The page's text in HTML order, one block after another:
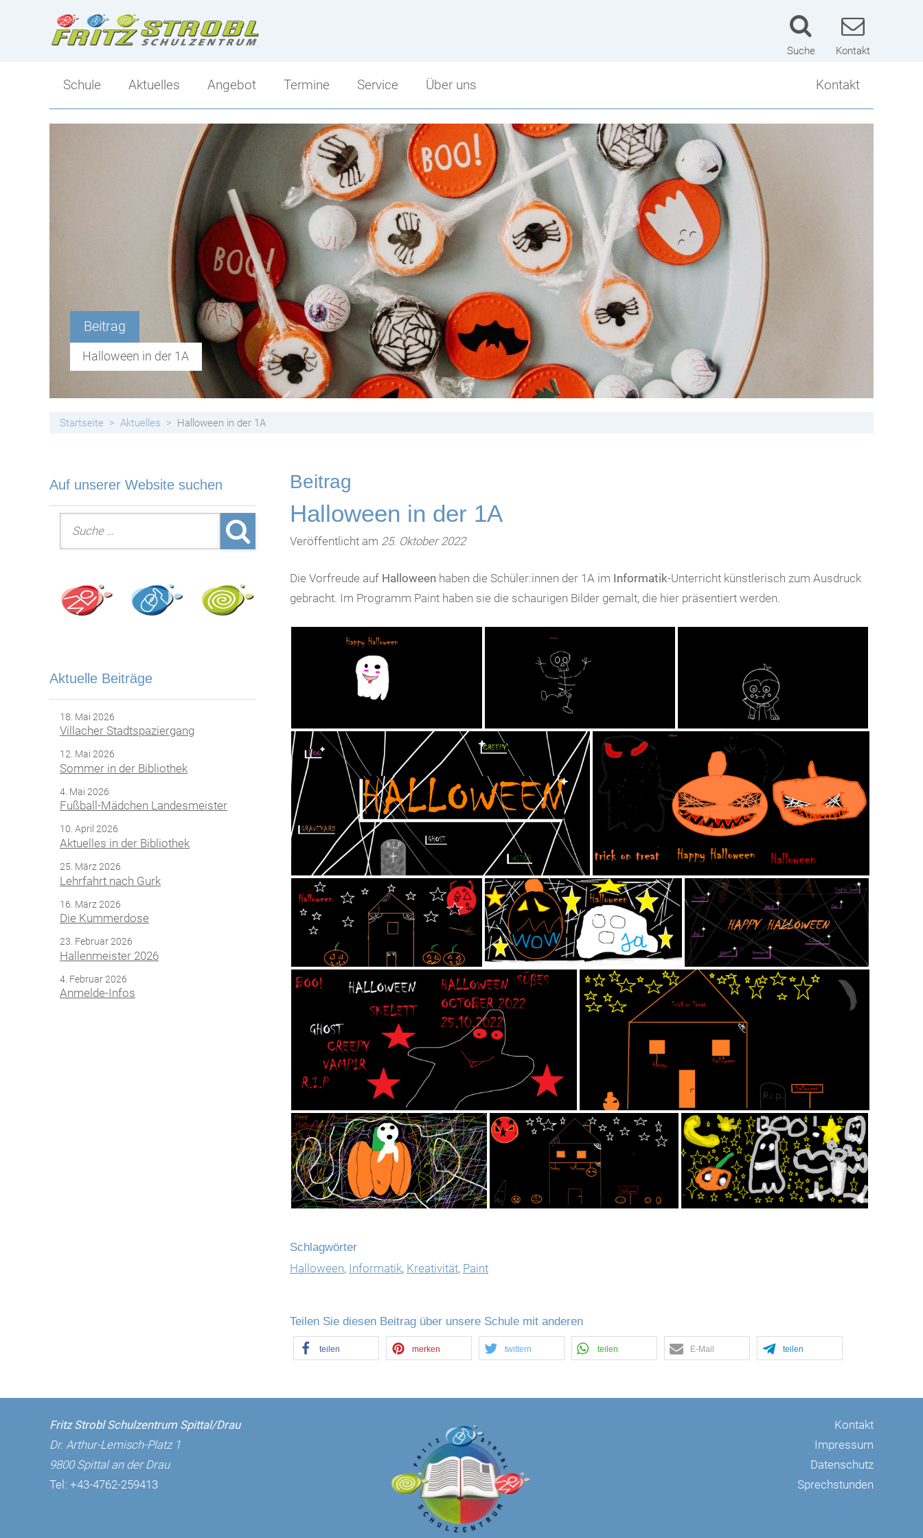
Suche Kontakt
Schule
Direktion
Berufs- und Bildungsorientierung
Handyfreie Klassen
Aktuelles Angebot
Angebot
Ski-Mittelschule
Sportlicher Schwerpunkt
Mittelschule-Übersicht
Termine Service
Service
Sprechstunden
Schularbeitentermine
Stundenpläne
Bibliothek
Jugendcoaching
Facebook Fanpage
Über uns
Über uns
Schulbeginn
Stundenzeiten
Fritz Strobl
Angebot im Überblick
Unsere Sponsoren
Kontakt
Kontakt
Datenschutzerklärung
Beitrag
Halloween in der 1A
Startseite Aktuelles Halloween in der 1A
Beitrag
Halloween in der 1A
Veröffentlicht am 25. Oktober 2022
Die Vorfreude auf Halloween haben die Schüler:innen der 1A im Informatik-Unterricht künstlerisch zum Ausdruck
gebracht. Im Programm Paint haben sie die schaurigen Bilder gemalt, die hier präsentiert werden.
Schlagwörter
Halloween, Informatik, Kreativität, Paint
Teilen Sie diesen Beitrag über unsere Schule mit anderen
teilen merken twittern teilen E-Mail teilen
Auf unserer Website suchen
Suche nach:
Aktuelle Beiträge
18. Mai 2026
Villacher Stadtspaziergang
12. Mai 2026
Sommer in der Bibliothek
4. Mai 2026
Fußball-Mädchen Landesmeister
10. April 2026
Aktuelles in der Bibliothek
25. März 2026
Lehrfahrt nach Gurk
16. März 2026
Die Kummerdose
23. Februar 2026
Hallenmeister 2026
4. Februar 2026
Anmelde-Infos
Fritz Strobl Schulzentrum Spittal/Drau
Dr. Arthur-Lemisch-Platz 1
9800 Spittal an der Drau
Tel: +43-4762-259413
Kontakt
Impressum
Datenschutz
Sprechstunden